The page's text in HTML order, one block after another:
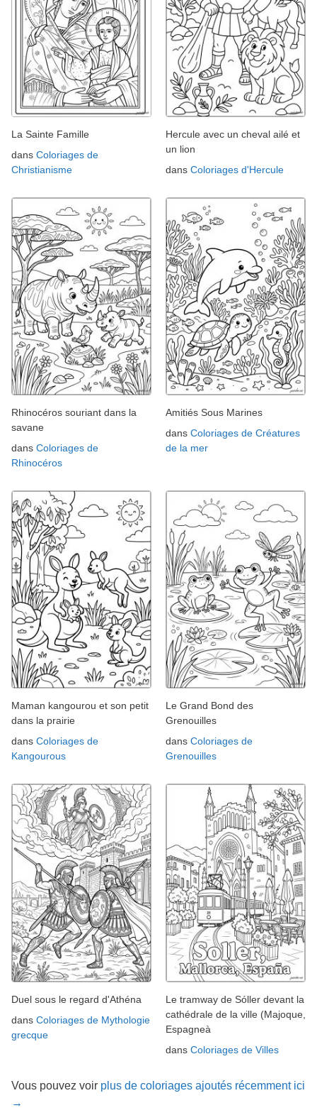
La Sainte Famille
dans Coloriages de
Christianisme
Hercule avec un cheval ailé et
un lion
dans Coloriages d'Hercule
Rhinocéros souriant dans la
savane
dans Coloriages de
Rhinocéros
Amitiés Sous Marines
dans Coloriages de Créatures
de la mer
Maman kangourou et son petit
dans la prairie
dans Coloriages de
Kangourous
Le Grand Bond des
Grenouilles
dans Coloriages de
Grenouilles
Duel sous le regard d'Athéna
dans Coloriages de Mythologie
grecque
Le tramway de Sóller devant la
cathédrale de la ville (Majoque,
Espagneà
dans Coloriages de Villes
Vous pouvez voir plus de coloriages ajoutés récemment ici
→